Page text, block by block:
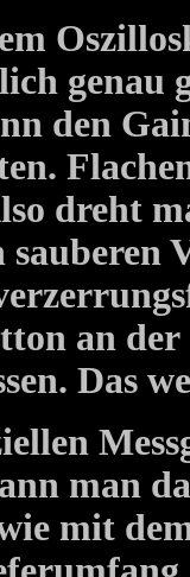
genau
den
dreht
an
Das
man
mit